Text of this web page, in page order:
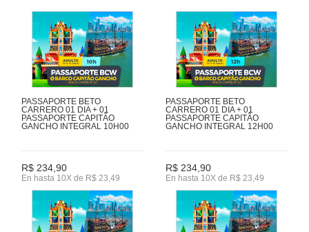
PASSAPORTE BETO
CARRERO 01 DIA + 01
PASSAPORTE CAPITÃO
GANCHO INTEGRAL 10H00
R$ 234,90
En hasta 10X de R$ 23,49
PASSAPORTE BETO
CARRERO 01 DIA + 01
PASSAPORTE CAPITÃO
GANCHO INTEGRAL 12H00
R$ 234,90
En hasta 10X de R$ 23,49